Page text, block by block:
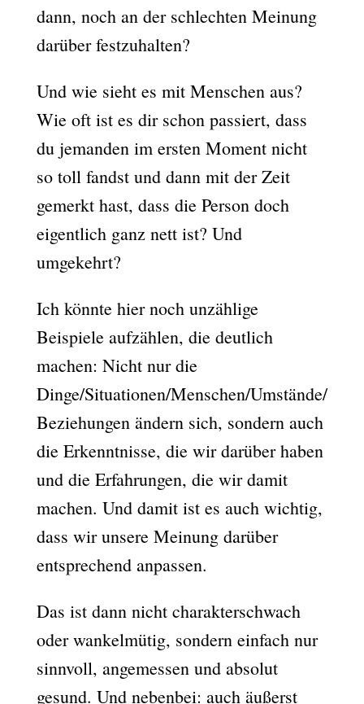
dann, noch an der schlechten Meinung
darüber festzuhalten?
Und wie sieht es mit Menschen aus?
Wie oft ist es dir schon passiert, dass
du jemanden im ersten Moment nicht
so toll fandst und dann mit der Zeit
gemerkt hast, dass die Person doch
eigentlich ganz nett ist? Und
umgekehrt?
Ich könnte hier noch unzählige
Beispiele aufzählen, die deutlich
machen: Nicht nur die
Dinge/Situationen/Menschen/Umstände/
Beziehungen ändern sich, sondern auch
die Erkenntnisse, die wir darüber haben
und die Erfahrungen, die wir damit
machen. Und damit ist es auch wichtig,
dass wir unsere Meinung darüber
entsprechend anpassen.
Das ist dann nicht charakterschwach
oder wankelmütig, sondern einfach nur
sinnvoll, angemessen und absolut
gesund. Und nebenbei: auch äußerst